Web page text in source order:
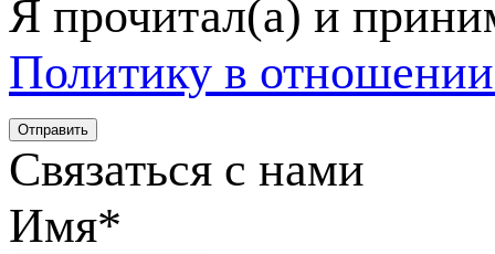
Я прочитал(а) и
Политику в
Связаться с нами
Имя*